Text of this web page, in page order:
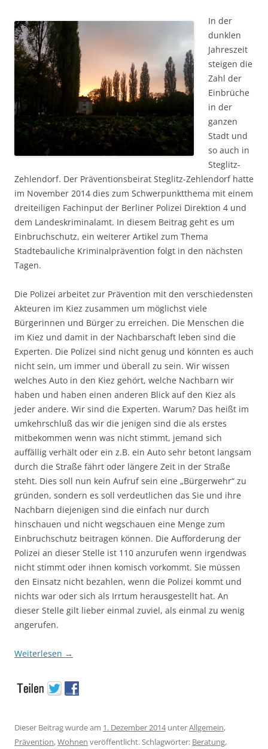
In der
dunklen
Jahreszeit
steigen die
Zahl der
Einbrüche
in der
ganzen
Stadt und
so auch in
Steglitz-
Zehlendorf. Der Präventionsbeirat Steglitz-Zehlendorf hatte
im November 2014 dies zum Schwerpunktthema mit einem
dreiteiligen Fachinput der Berliner Polizei Direktion 4 und
dem Landeskriminalamt. In diesem Beitrag geht es um
Einbruchschutz, ein weiterer Artikel zum Thema
Stadtebauliche Kriminalprävention folgt in den nächsten
Tagen.
Die Polizei arbeitet zur Prävention mit den verschiedensten
Akteuren im Kiez zusammen um möglichst viele
Bürgerinnen und Bürger zu erreichen. Die Menschen die
im Kiez und damit in der Nachbarschaft leben sind die
Experten. Die Polizei sind nicht genug und könnten es auch
nicht sein, um immer und überall zu sein. Wir wissen
welches Auto in den Kiez gehört, welche Nachbarn wir
haben und haben einen anderen Blick auf den Kiez als
jeder andere. Wir sind die Experten. Warum? Das heißt im
umkehrschluß das wir die jenigen sind die als erstes
mitbekommen wenn was nicht stimmt, jemand sich
auffällig verhält oder ein z.B. ein Auto sehr betont langsam
durch die Straße fährt oder längere Zeit in der Straße
steht. Dies soll nun kein Aufruf sein eine „Bürgerwehr“ zu
gründen, sondern es soll verdeutlichen das Sie und ihre
Nachbarn diejenigen sind die einfach nur durch
hinschauen und nicht wegschauen eine Menge zum
Einbruchschutz beitragen können. Die Aufforderung der
Polizei an dieser Stelle ist 110 anzurufen wenn irgendwas
nicht stimmt oder ihnen komisch vorkommt. Sie müssen
den Einsatz nicht bezahlen, wenn die Polizei kommt und
nichts war oder sich als Irrtum herausgestellt hat. An
dieser Stelle gilt lieber einmal zuviel, als einmal zu wenig
angerufen.
Weiterlesen →
Dieser Beitrag wurde am 1. Dezember 2014unterAllgemein,
Prävention,Wohnen veröffentlicht. Schlagwörter: Beratung,